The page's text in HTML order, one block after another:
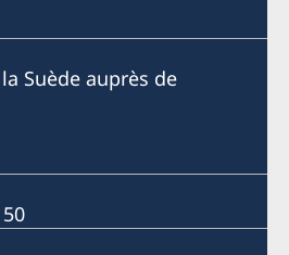
Suède auprès de